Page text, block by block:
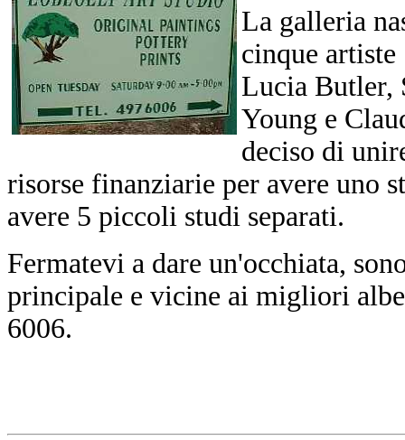
La galleria
cinque
Lucia Butler,
Young e
deciso di
risorse finanziarie per avere uno
avere 5 piccoli studi separati.
Fermatevi a dare un'occhiata,
principale e vicine ai migliori
6006.